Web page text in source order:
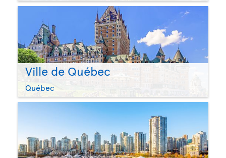
Ville de Québec
Québec